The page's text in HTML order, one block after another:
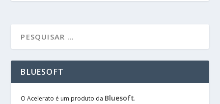
BLUESOFT
O Acelerato é um produto da Bluesoft.